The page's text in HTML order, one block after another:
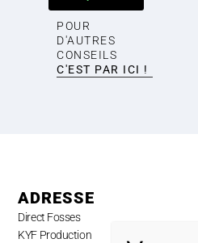
POUR
D'AUTRES
CONSEILS
C'EST PAR ICI !
ADRESSE
Direct Fosses
KYF Production